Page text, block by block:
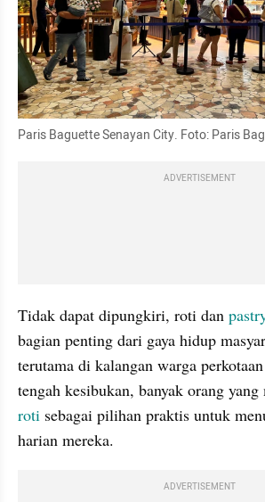
Paris Baguette Senayan City. Foto: Paris
ADVERTISEMENT
Tidak dapat dipungkiri, roti dan
bagian penting dari gaya hidup
terutama di kalangan warga
roti sebagai pilihan praktis untuk
harian mereka.
ADVERTISEMENT